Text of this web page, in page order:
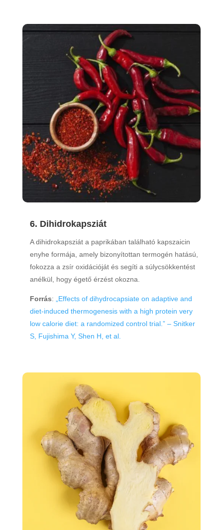
6. Dihidrokapsziát
A dihidrokapsziát a paprikában található kapszaicin
enyhe formája, amely bizonyítottan termogén hatású,
fokozza a zsír oxidációját és segíti a súlycsökkentést
anélkül, hogy égető érzést okozna.
Forrás:
„Effects of dihydrocapsiate on adaptive and
diet-induced thermogenesis with a high protein very
low calorie diet: a randomized control trial.” – Snitker
S, Fujishima Y, Shen H, et al.